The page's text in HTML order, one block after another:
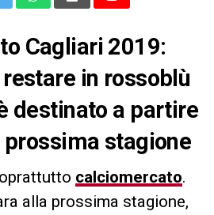
Cagliari 2019:
in rossoblù
destinato a partire
stagione
calciomercato.
alla prossima stagione,